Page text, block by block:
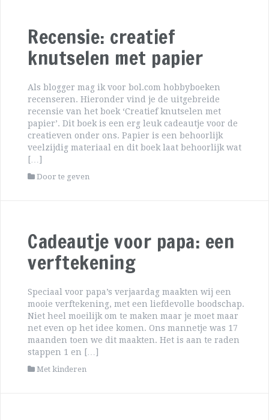
Recensie: creatief
knutselen met papier
Als blogger mag ik voor bol.com hobbyboeken
recenseren. Hieronder vind je de uitgebreide
recensie van het boek ‘Creatief knutselen met
papier’. Dit boek is een erg leuk cadeautje voor de
creatieven onder ons. Papier is een behoorlijk
veelzijdig materiaal en dit boek laat behoorlijk wat
[…]
Door te geven
Cadeautje voor papa: een
verftekening
Speciaal voor papa’s verjaardag maakten wij een
mooie verftekening, met een liefdevolle boodschap.
Niet heel moeilijk om te maken maar je moet maar
net even op het idee komen. Ons mannetje was 17
maanden toen we dit maakten. Het is aan te raden
stappen 1 en […]
Met kinderen